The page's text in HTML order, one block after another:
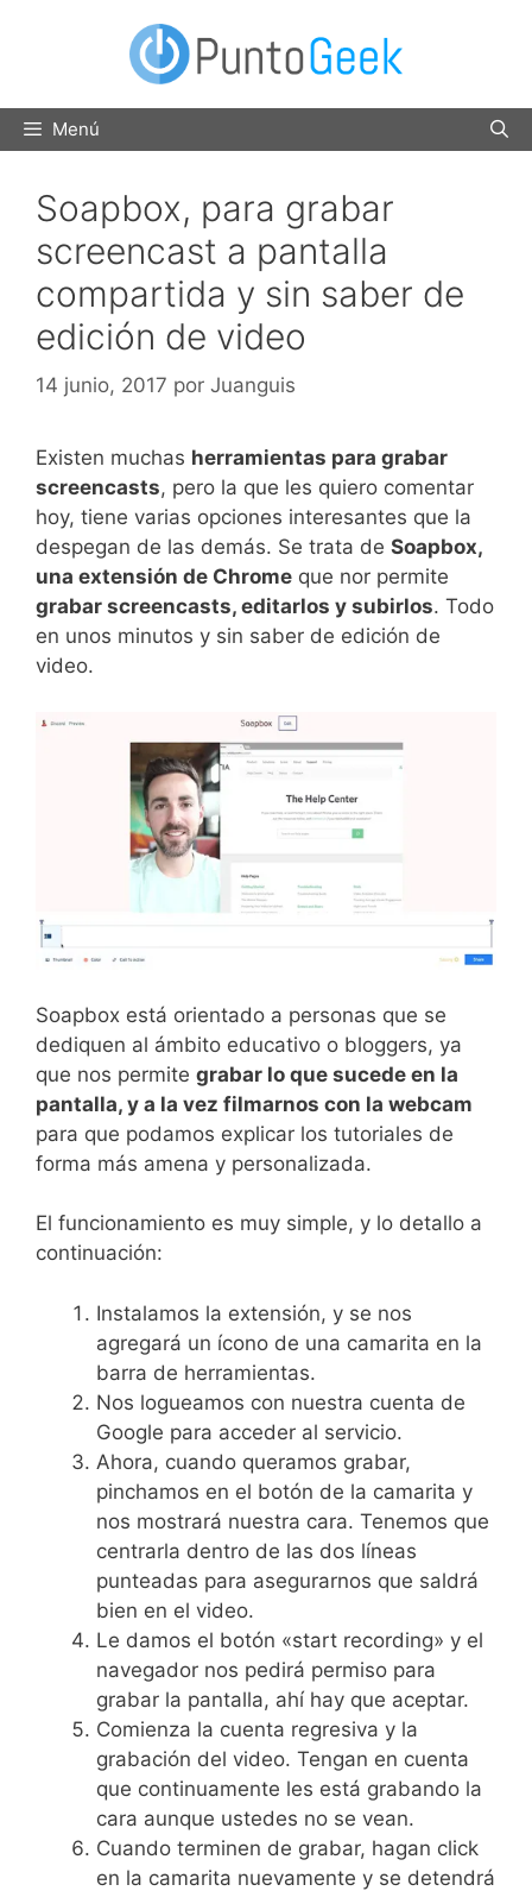
Menú
Soapbox, para grabar
screencast a pantalla
compartida y sin saber de
edición de video
14 junio, 2017 por Juanguis
Existen muchas herramientas para grabar
screencasts, pero la que les quiero comentar
hoy, tiene varias opciones interesantes que la
despegan de las demás. Se trata de Soapbox,
una extensión de Chrome que nor permite
grabar screencasts, editarlos y subirlos. Todo
en unos minutos y sin saber de edición de
video.
Soapbox está orientado a personas que se
dediquen al ámbito educativo o bloggers, ya
que nos permite grabar lo que sucede en la
pantalla, y a la vez filmarnos con la webcam
para que podamos explicar los tutoriales de
forma más amena y personalizada.
El funcionamiento es muy simple, y lo detallo a
continuación:
Instalamos la extensión, y se nos
agregará un ícono de una camarita en la
barra de herramientas.
Nos logueamos con nuestra cuenta de
Google para acceder al servicio.
Ahora, cuando queramos grabar,
pinchamos en el botón de la camarita y
nos mostrará nuestra cara. Tenemos que
centrarla dentro de las dos líneas
punteadas para asegurarnos que saldrá
bien en el video.
Le damos el botón «start recording» y el
navegador nos pedirá permiso para
grabar la pantalla, ahí hay que aceptar.
Comienza la cuenta regresiva y la
grabación del video. Tengan en cuenta
que continuamente les está grabando la
cara aunque ustedes no se vean.
Cuando terminen de grabar, hagan click
en la camarita nuevamente y se detendrá